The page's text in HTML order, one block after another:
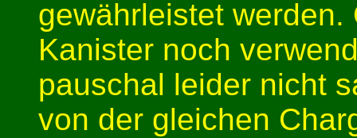
gewährleistet
Kanister noch
pauschal leider nicht
von der gleichen